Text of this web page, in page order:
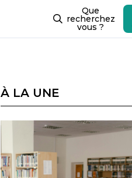
Que
recherchez
vous ?
À LA UNE